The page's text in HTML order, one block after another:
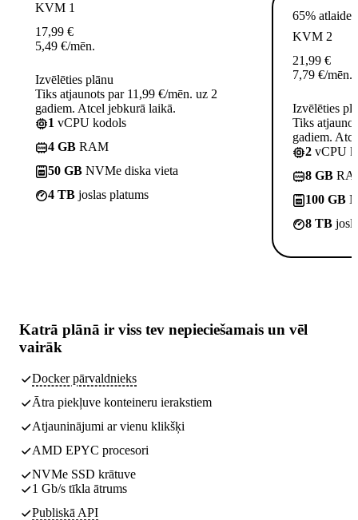
KVM 1
17,99 €
5,49 €/mēn.
Izvēlēties plānu
Tiks atjaunots par 11,99 €/mēn. uz 2
gadiem. Atcel jebkurā laikā.
1 vCPU kodols
4 GB RAM
50 GB NVMe diska vieta
4 TB joslas platums
65% atlaide
KVM 2
21,99 €
7,79 €/mēn.
Izvēlēties
Tiks
gadiem.
2 vCPU
8 GB
100 GB
8 TB
Katrā plānā ir viss tev nepieciešamais un vēl
vairāk
Docker pārvaldnieks
Ātra piekļuve konteineru ierakstiem
Atjauninājumi ar vienu klikšķi
AMD EPYC procesori
NVMe SSD krātuve
1 Gb/s tīkla ātrums
Publiskā API